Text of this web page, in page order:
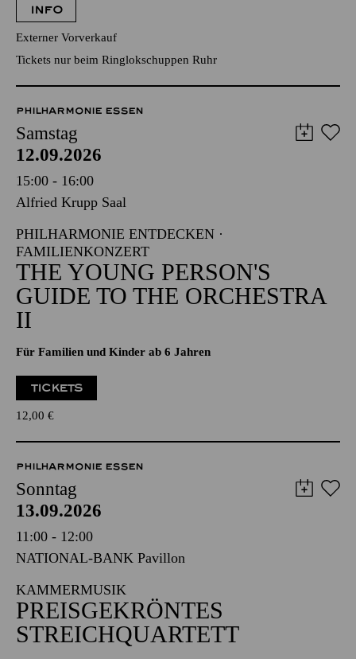
INFO
Externer Vorverkauf
Tickets nur beim Ringlokschuppen Ruhr
PHILHARMONIE ESSEN
Samstag
12.09.2026
15:00 - 16:00
Alfried Krupp Saal
PHILHARMONIE ENTDECKEN ·
FAMILIENKONZERT
THE YOUNG PERSON'S
GUIDE TO THE ORCHESTRA
II
Für Familien und Kinder ab 6 Jahren
TICKETS
12,00 €
PHILHARMONIE ESSEN
Sonntag
13.09.2026
11:00 - 12:00
NATIONAL-BANK Pavillon
KAMMERMUSIK
PREISGEKRÖNTES
STREICHQUARTETT